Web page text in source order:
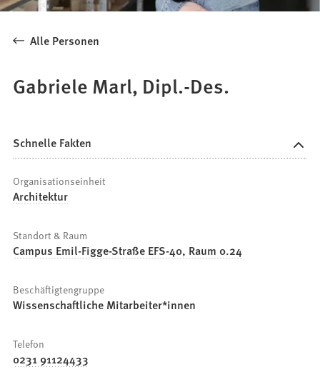
Alle Personen
Gabriele Marl, Dipl.-Des.
Schnelle Fakten
Organisationseinheit
Architektur
Standort & Raum
Campus Emil-Figge-Straße EFS-40, Raum 0.24
Beschäftigtengruppe
Wissenschaftliche Mitarbeiter*innen
Telefon
0231 91124433